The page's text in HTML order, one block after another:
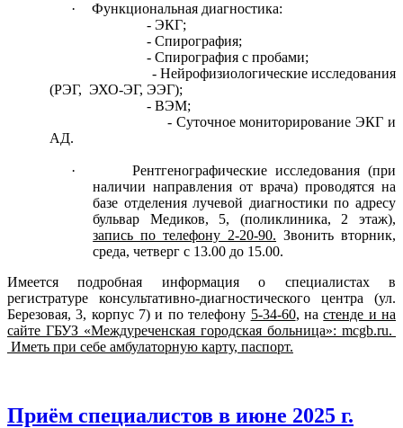
·
Функциональная диагностика:
- ЭКГ;
- Спирография;
- Спирография с пробами;
- Нейрофизиологические исследования
(РЭГ, ЭХО-ЭГ, ЭЭГ);
- ВЭМ;
- Суточное мониторирование ЭКГ и
АД.
·
Рентгенографические исследования (при
наличии направления от врача) проводятся на
базе отделения лучевой диагностики по адресу
бульвар Медиков, 5, (поликлиника, 2 этаж),
запись по телефону 2-20-90. Звонить вторник,
среда, четверг с 13.00 до 15.00.
Имеется подробная информация о специалистах в
регистратуре консультативно-диагностического центра (ул.
Березовая, 3, корпус 7) и по телефону 5-34-60, настенде и на
сайте ГБУЗ «Междуреченская городская больница»: mcgb.ru.
Иметь при себе амбулаторную карту, паспорт.
Приём специалистов в июне 2025 г.